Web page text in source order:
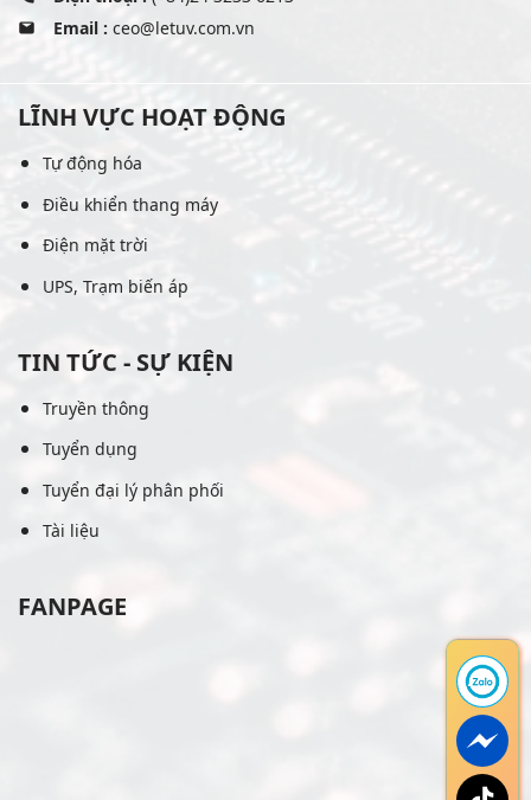
Email : ceo@letuv.com.vn
LĨNH VỰC HOẠT ĐỘNG
Tự động hóa
Điều khiển thang máy
Điện mặt trời
UPS, Trạm biến áp
TIN TỨC - SỰ KIỆN
Truyền thông
Tuyển dụng
Tuyển đại lý phân phối
Tài liệu
FANPAGE